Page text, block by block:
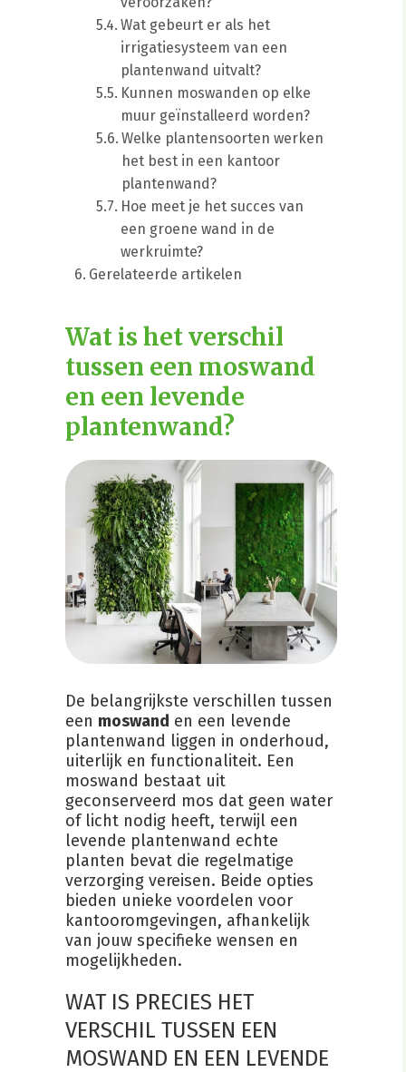
Wat gebeurt er als het
irrigatiesysteem van een
plantenwand uitvalt?
Kunnen moswanden op elke
muur geïnstalleerd worden?
Welke plantensoorten werken
het best in een kantoor
plantenwand?
Hoe meet je het succes van
een groene wand in de
werkruimte?
Gerelateerde artikelen
Wat is het verschil
tussen een moswand
en een levende
plantenwand?
De belangrijkste verschillen tussen
een moswand en een levende
plantenwand liggen in onderhoud,
uiterlijk en functionaliteit. Een
moswand bestaat uit
geconserveerd mos dat geen water
of licht nodig heeft, terwijl een
levende plantenwand echte
planten bevat die regelmatige
verzorging vereisen. Beide opties
bieden unieke voordelen voor
kantooromgevingen, afhankelijk
van jouw specifieke wensen en
mogelijkheden.
WAT IS PRECIES HET
VERSCHIL TUSSEN EEN
MOSWAND EN EEN LEVENDE